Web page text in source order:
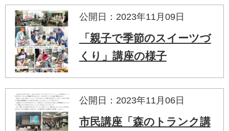
公開日：2023年11月09日
「親子で季節のスイーツづ
くり」講座の様子
公開日：2023年11月06日
市民講座「森のトランク講